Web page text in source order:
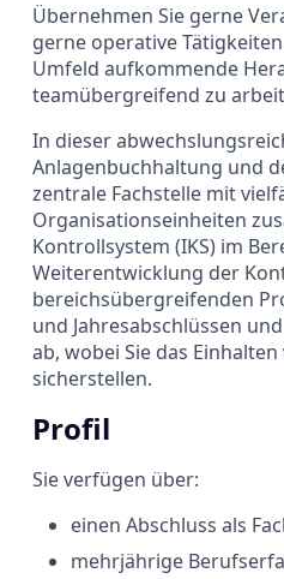
Übernehmen Sie gerne
gerne operative
Umfeld aufkommende
teamübergreifend zu
In dieser
Anlagenbuchhaltung und
zentrale Fachstelle mit
Organisationseinheiten
Kontrollsystem (IKS) im
Weiterentwicklung der
bereichsübergreifenden
und Jahresabschlüssen
ab, wobei Sie das
sicherstellen.
Profil
Sie verfügen über:
einen Abschluss als
mehrjährige